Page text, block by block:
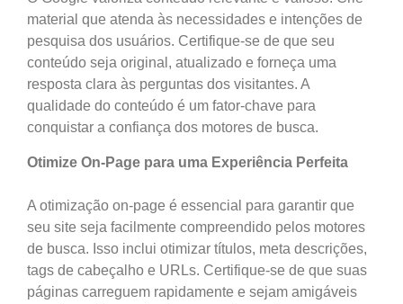
material que atenda às necessidades e intenções de
pesquisa dos usuários. Certifique-se de que seu
conteúdo seja original, atualizado e forneça uma
resposta clara às perguntas dos visitantes. A
qualidade do conteúdo é um fator-chave para
conquistar a confiança dos motores de busca.
Otimize On-Page para uma Experiência Perfeita
A otimização on-page é essencial para garantir que
seu site seja facilmente compreendido pelos motores
de busca. Isso inclui otimizar títulos, meta descrições,
tags de cabeçalho e URLs. Certifique-se de que suas
páginas carreguem rapidamente e sejam amigáveis